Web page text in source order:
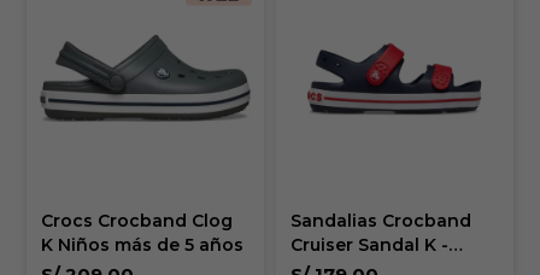
Crocs Crocband Clog
K Niños más de 5 años
Sandalias Crocband
Cruiser Sandal K -
Niños